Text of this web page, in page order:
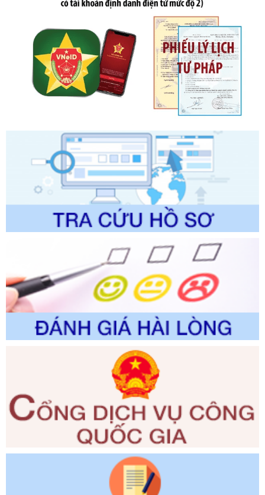
Số kí hiệu:2303/QĐ-UBND
Tên: Quyết định công bố Danh mục thủ tục hành chính mới
ban hành, được sửa đổi, bổ sung, bị bãi bỏ và phê duyệt
Quy trình nội bộ, quy trình điện tử giải quyết thủ tục hành
chính trong một số lĩnh vực thuộc phạm vi chức năng quản
lý của Sở Văn hóa, Thể tha
Ngày ban hành: 01/06/2026
Số kí hiệu:2304/QĐ-UBND
Tên: Quyết định công bố Danh mục thủ tục hành chính
trình điện tử giải quyết thủ tục hành chính trong lĩnh vực Du
lịch thuộc phạm vi chức năng quản lý của Sở Văn hóa, Thể
thao và Du lịch
Ngày ban hành: 01/06/2026
Số kí hiệu:2310/QĐ-UBND
Tên: Về việc công bố Danh mục thủ tục hành chính sửa
đổi, bổ sung và phê duyệt Quy trình nội bộ, quy trình điện tử
trong giải quyết thủtục hành chính lĩnh vực biến đổi khí hậu
thuộc phạm vi giải quyết của Sở Nông nghiệp và Môi
Ngày ban hành: 01/06/2026
Số kí hiệu:2300/QĐ-UBND
Tên: V/v công bố danh mục thủ tục hành chính được sửa
đổi, bổ sung và phê duyệt quy trình nội bộ, quy trình điện tử
giải quyết thủ tục hành chính trong lĩnh vực Luật sư thuộc
phạm vi chức năng quản lý của Sở Tư pháp
351/2025/NĐ-CP
Tên: Nghị định số 351/2025/NĐ-CP của Chính phủ: Quy
định chuẩn nghèo đa chiều quốc gia giai đoạn 2026 - 2030
Ngày ban hành: 29/12/2026
Số kí hiệu: 3014/QĐ-UBND
Tên: Quyết định về việc công bố danh mục thủ tục hành
chính ban hành mới, sửa đổi bổ sung trong lĩnh vực hỗ trợ
đầu tư, lĩnh vực đấu thầu lựa chọn nhà thầu thuộc thẩm
quyền giải quyết của Sở Tài chính và Ban Quản lý Khu kinh